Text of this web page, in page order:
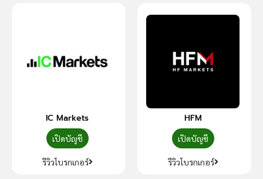
IC Markets
เปิดบัญชี
รีวิวโบรกเกอร์
HFM
เปิดบัญชี
รีวิวโบรกเกอร์